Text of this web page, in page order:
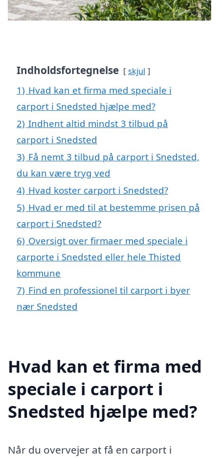
Indholdsfortegnelse skjul
1) Hvad kan et firma med speciale i
carport i Snedsted hjælpe med?
2) Indhent altid mindst 3 tilbud på
carport i Snedsted
3) Få nemt 3 tilbud på carport i Snedsted,
du kan være tryg ved
4) Hvad koster carport i Snedsted?
5) Hvad er med til at bestemme prisen på
carport i Snedsted?
6) Oversigt over firmaer med speciale i
carporte i Snedsted eller hele Thisted
kommune
7) Find en professionel til carport i byer
nær Snedsted
Hvad kan et firma med
speciale i carport i
Snedsted hjælpe med?
Når du overvejer at få en carport i